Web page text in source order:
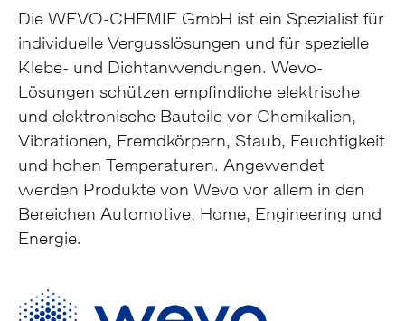
Die WEVO-CHEMIE GmbH ist ein Spezialist für
individuelle Verguss­lösungen und für spezielle
Klebe- und Dicht­anwendungen. Wevo-
Lösungen schützen empfind­liche elektrische
und elektronische Bauteile vor Chemikalien,
Vibrationen, Fremd­körpern, Staub, Feuchtig­keit
und hohen Temperaturen. Angewendet
werden Produkte von Wevo vor allem in den
Bereichen Automotive, Home, Engineering und
Energie.